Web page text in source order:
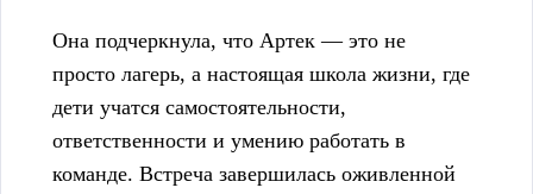
Она подчеркнула, что Артек — это не
просто лагерь, а настоящая школа жизни, где
дети учатся самостоятельности,
ответственности и умению работать в
команде. Встреча завершилась оживленной